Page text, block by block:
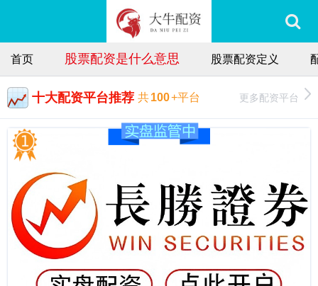
首页 股票配资是什么意思 股票配资定义
十大配资平台推荐 共100+平台 更多配资平台